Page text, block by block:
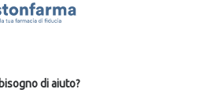
di aiuto?